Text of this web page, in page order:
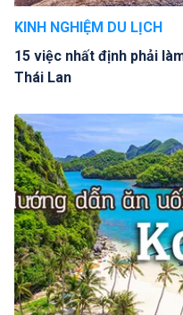
KINH NGHIỆM DU LỊCH
15 việc nhất định phải
Thái Lan